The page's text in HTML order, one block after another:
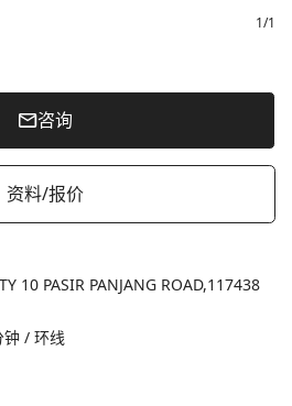
1/1
咨询
资料/报价
10 PASIR PANJANG ROAD,117438
钟 / 环线